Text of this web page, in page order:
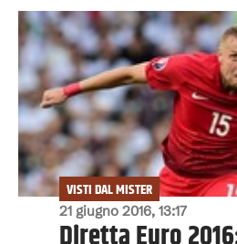
21 giugno 2016, 13:17
VISTI DAL MISTER